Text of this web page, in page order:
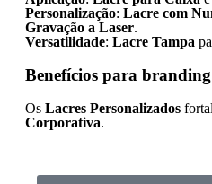
Personalização: Lacre com
Gravação a Laser.
Versatilidade: Lacre Tampa
Benefícios para branding
Os Lacres Personalizados
Corporativa.